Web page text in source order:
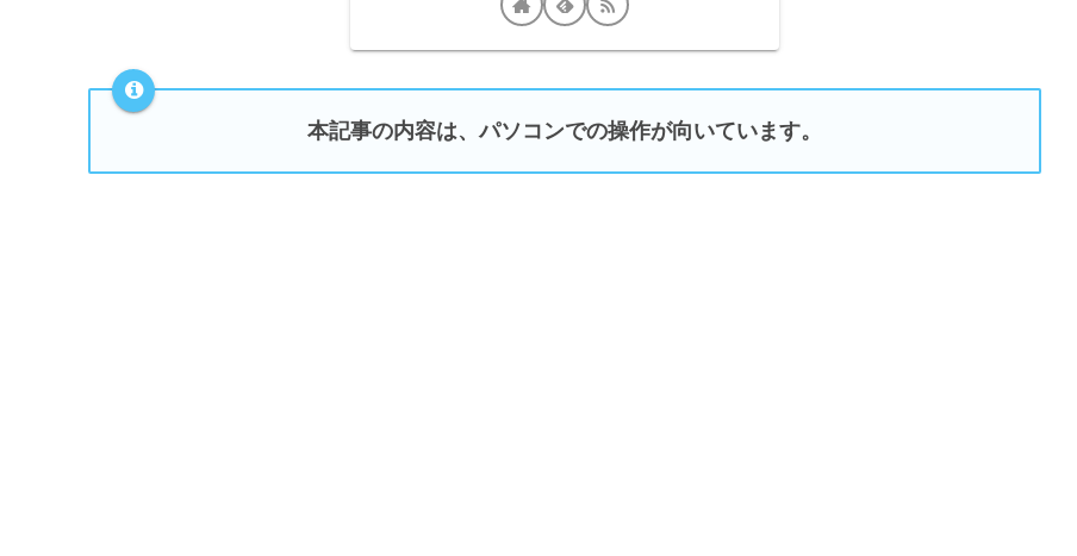
本記事の内容は、パソコンでの操作が向いています。